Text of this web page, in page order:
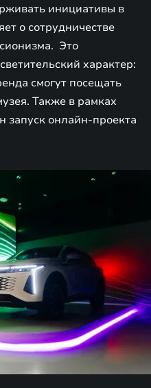
инициативы в
о сотрудничестве
Это
характер:
смогут посещать
Также в рамках
запуск онлайн-проекта